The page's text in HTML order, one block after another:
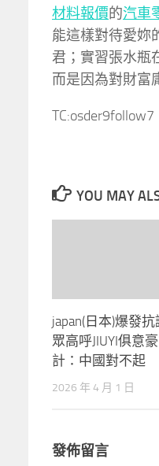
材料報價的汽車
能這樣對待愛妳
君；實習張水瓶
而是因為對財富
TC:osder9follow7
YOU MAY
japan(日本)爆發
眾高呼JIUYI俱意
計：中國對不起
2026 年 4 月 1 日
發佈留言